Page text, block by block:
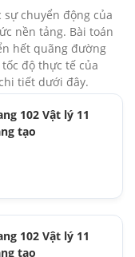
chuyển động của
nền tảng. Bài toán
hết quãng đường
độ thực tế của
tiết dưới đây.
102 Vật lý 11
tạo
102 Vật lý 11
tạo